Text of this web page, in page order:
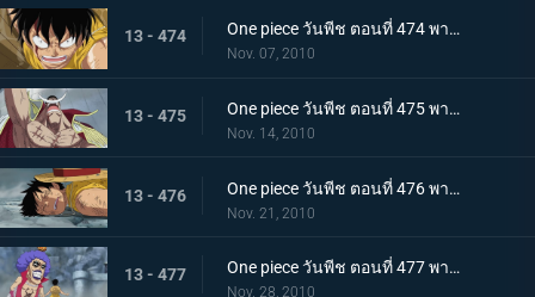
13 - 474 One piece วันพีช ตอนที่ 474 พากย์ไทย คำสั่งลงมือประหารออกมาแล้ว ถล่มกำแพงที่ล้อมเร็วเข้า!
Nov. 07, 2010
13 - 475 One piece วันพีช ตอนที่ 475 พากย์ไทย เข้าสู่ช่วงสุดท้าย! หมากพลิกสถานการณ์ของหนวดขาว
Nov. 14, 2010
13 - 476 One piece วันพีช ตอนที่ 476 พากย์ไทย ลูพี่หมดแรง! สงครามดุเดือดเหนือลานโอริส!!
Nov. 21, 2010
13 - 477 One piece วันพีช ตอนที่ 477 พากย์ไทย พลังที่ลดอายุขัย! ใช้เทนชั่นฮอร์โมนอีกครั้ง!
Nov. 28, 2010